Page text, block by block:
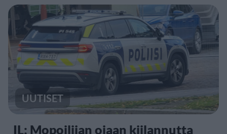
UUTISET
IL: Mopoilijan ojaan kiilannutta